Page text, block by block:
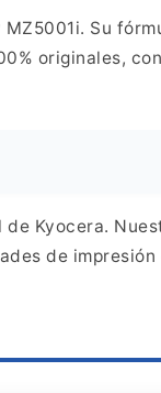
Su
originales,
Kyocera.
de impresión